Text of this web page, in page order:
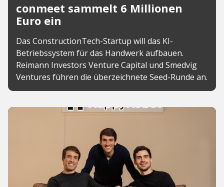
conmeet sammelt 6 Millionen
Euro ein
Das ConstructionTech-Startup will das KI-
Betriebssystem für das Handwerk aufbauen.
Reimann Investors Venture Capital und Smedvig
Ventures führen die überzeichnete Seed-Runde an.